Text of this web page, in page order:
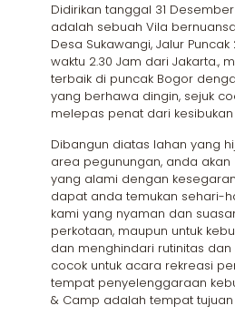
Didirikan tanggal 31
adalah sebuah Vila
Desa Sukawangi, Jalur
waktu 2.30 Jam dari Jakarta.,
terbaik di puncak Bogor
yang berhawa dingin, sejuk
melepas penat dari kesibukan
Dibangun diatas lahan yang
area pegunungan, anda
yang alami dengan
dapat anda temukan sehari-
kami yang nyaman dan
perkotaan, maupun untuk
dan menghindari rutinitas
cocok untuk acara rekreasi
tempat penyelenggaraan
& Camp adalah tempat